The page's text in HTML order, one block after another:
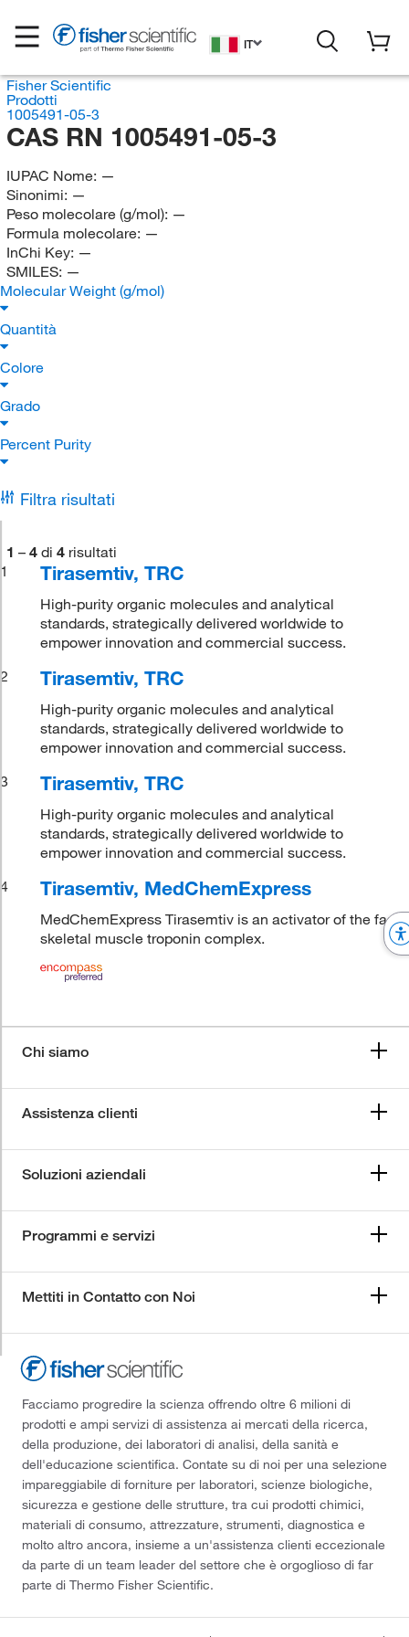
IT
Fisher Scientific
Prodotti
1005491-05-3
CAS RN 1005491-05-3
IUPAC Nome: —
Sinonimi: —
Peso molecolare (g/mol): —
Formula molecolare: —
InChi Key: —
SMILES: —
Molecular Weight (g/mol)
Quantità
Colore
Grado
Percent Purity
Filtra risultati
1 – 4 di 4 risultati
1
Tirasemtiv, TRC
High-purity organic molecules and analytical
standards, strategically delivered worldwide to
empower innovation and commercial success.
2
Tirasemtiv, TRC
High-purity organic molecules and analytical
standards, strategically delivered worldwide to
empower innovation and commercial success.
3
Tirasemtiv, TRC
High-purity organic molecules and analytical
standards, strategically delivered worldwide to
empower innovation and commercial success.
4
Tirasemtiv, MedChemExpress
MedChemExpress Tirasemtiv is an activator of the fast
skeletal muscle troponin complex.
Chi siamo
Assistenza clienti
Soluzioni aziendali
Programmi e servizi
Mettiti in Contatto con Noi
Facciamo progredire la scienza offrendo oltre 6 milioni di
prodotti e ampi servizi di assistenza ai mercati della ricerca,
della produzione, dei laboratori di analisi, della sanità e
dell'educazione scientifica. Contate su di noi per una selezione
impareggiabile di forniture per laboratori, scienze biologiche,
sicurezza e gestione delle strutture, tra cui prodotti chimici,
materiali di consumo, attrezzature, strumenti, diagnostica e
molto altro ancora, insieme a un'assistenza clienti eccezionale
da parte di un team leader del settore che è orgoglioso di far
parte di Thermo Fisher Scientific.